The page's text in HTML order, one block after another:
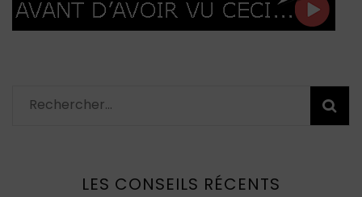
Rechercher :
LES CONSEILS RÉCENTS